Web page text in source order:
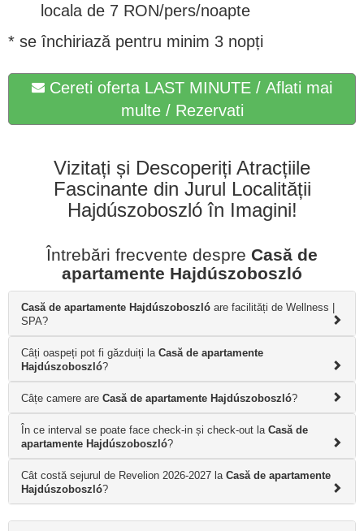
locala de 7 RON/pers/noapte
* se închiriază pentru minim 3 nopți
Cereti oferta LAST MINUTE / Aflati mai
multe / Rezervati
Vizitați și Descoperiți Atracțiile
Fascinante din Jurul Localității
Hajdúszoboszló în Imagini!
Întrebări frecvente despre Casă de
apartamente Hajdúszoboszló
Casă de apartamente Hajdúszoboszló are facilități de Wellness |
SPA?
Câți oaspeți pot fi găzduiți la Casă de apartamente
Hajdúszoboszló?
Câțe camere are Casă de apartamente Hajdúszoboszló?
În ce interval se poate face check-in și check-out la Casă de
apartamente Hajdúszoboszló?
Cât costă sejurul de Revelion 2026-2027 la Casă de apartamente
Hajdúszoboszló?